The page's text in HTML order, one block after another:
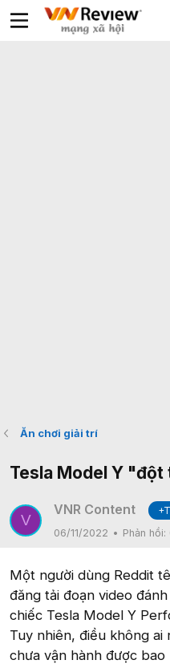
Ăn chơi giải trí
Tesla Model Y
V
VNR Content
06/11/2022
Phản hồi:
Một người dùng Reddit
đăng tải đoạn video
chiếc Tesla Model Y
Tuy nhiên, điều không
chưa vận hành được